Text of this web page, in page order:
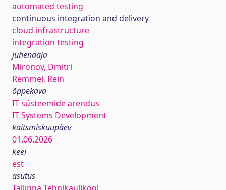
automated testing
continuous integration and delivery
cloud infrastructure
integration testing
juhendaja
Mironov, Dmitri
Remmel, Rein
õppekava
IT süsteemide arendus
IT Systems Development
kaitsmiskuupäev
01.06.2026
keel
est
asutus